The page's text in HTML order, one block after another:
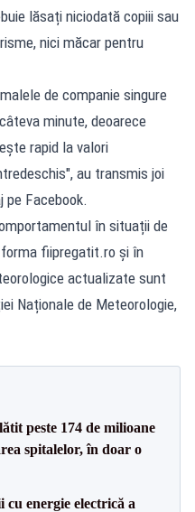
lăsați niciodată copiii sau
nici măcar pentru
de companie singure
minute, deoarece
rapid la valori
au transmis joi
pe Facebook.
în situații de
fiipregatit.ro și în
actualizate sunt
Naționale de Meteorologie,
peste 174 de milioane
spitalelor, în doar o
energie electrică a